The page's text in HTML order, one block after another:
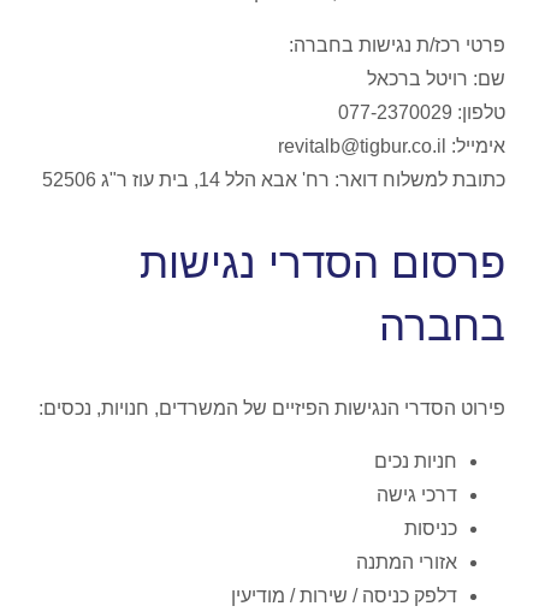
פרטי רכז/ת נגישות בחברה:
שם: רויטל ברכאל
טלפון: 077-2370029
אימייל: revitalb@tigbur.co.il
כתובת למשלוח דואר: רח' אבא הלל 14, בית עוז ר"ג 52506
פרסום הסדרי נגישות
בחברה
פירוט הסדרי הנגישות הפיזיים של המשרדים, חנויות, נכסים:
חניות נכים
דרכי גישה
כניסות
אזורי המתנה
דלפק כניסה / שירות / מודיעין